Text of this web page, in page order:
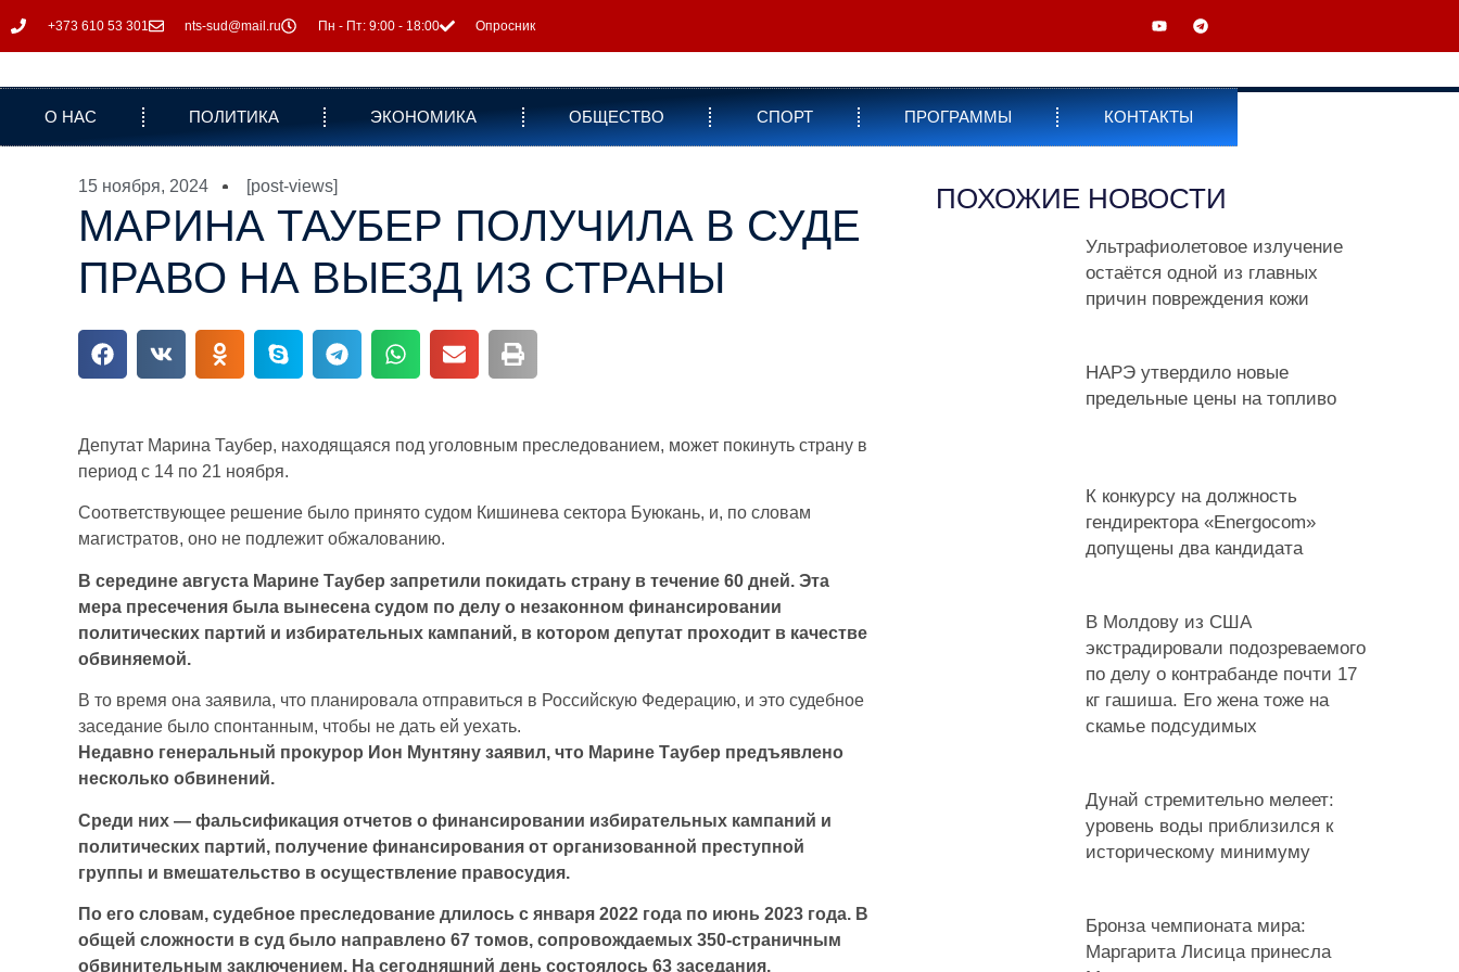
+373 610 53 301 nts-sud@mail.ru Пн - Пт: 9:00 - 18:00 Опросник
О НАС ПОЛИТИКА ЭКОНОМИКА ОБЩЕСТВО СПОРТ ПРОГРАММЫ КОНТАКТЫ
15 ноября, 2024 [post-views]
МАРИНА ТАУБЕР ПОЛУЧИЛА В СУДЕ
ПРАВО НА ВЫЕЗД ИЗ СТРАНЫ
Депутат Марина Таубер, находящаяся под уголовным преследованием, может покинуть страну в
период с 14 по 21 ноября.
Соответствующее решение было принято судом Кишинева сектора Буюкань, и, по словам
магистратов, оно не подлежит обжалованию.
В середине августа Марине Таубер запретили покидать страну в течение 60 дней. Эта
мера пресечения была вынесена судом по делу о незаконном финансировании
политических партий и избирательных кампаний, в котором депутат проходит в качестве
обвиняемой.
В то время она заявила, что планировала отправиться в Российскую Федерацию, и это судебное
заседание было спонтанным, чтобы не дать ей уехать.
Недавно генеральный прокурор Ион Мунтяну заявил, что Марине Таубер предъявлено
несколько обвинений.
Среди них — фальсификация отчетов о финансировании избирательных кампаний и
политических партий, получение финансирования от организованной преступной
группы и вмешательство в осуществление правосудия.
По его словам, судебное преследование длилось с января 2022 года по июнь 2023 года. В
общей сложности в суд было направлено 67 томов, сопровождаемых 350-страничным
обвинительным заключением. На сегодняшний день состоялось 63 заседания.
ПОХОЖИЕ НОВОСТИ
Ультрафиолетовое излучение
остаётся одной из главных
причин повреждения кожи
НАРЭ утвердило новые
предельные цены на топливо
К конкурсу на должность
гендиректора «Energocom»
допущены два кандидата
В Молдову из США
экстрадировали подозреваемого
по делу о контрабанде почти 17
кг гашиша. Его жена тоже на
скамье подсудимых
Дунай стремительно мелеет:
уровень воды приблизился к
историческому минимуму
Бронза чемпионата мира:
Маргарита Лисица принесла